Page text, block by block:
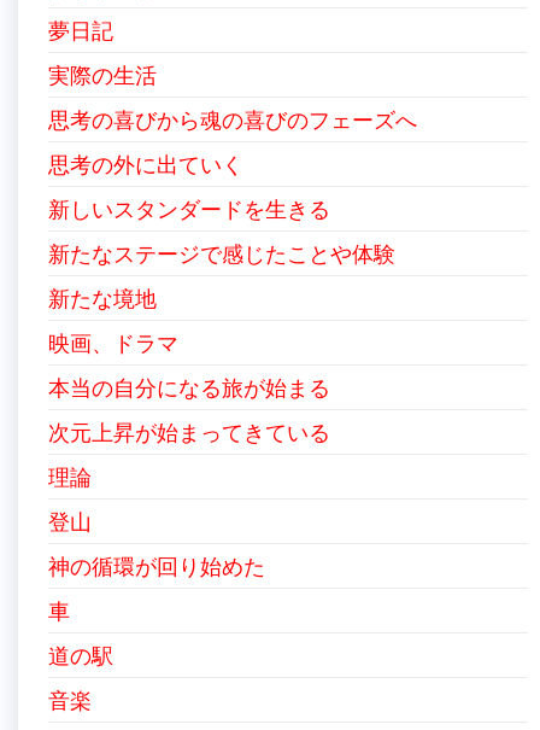
夢日記
実際の生活
思考の喜びから魂の喜びのフェーズへ
思考の外に出ていく
新しいスタンダードを生きる
新たなステージで感じたことや体験
新たな境地
映画、ドラマ
本当の自分になる旅が始まる
次元上昇が始まってきている
理論
登山
神の循環が回り始めた
車
道の駅
音楽